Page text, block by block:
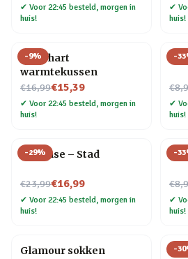
✔ Voor 22:45 besteld, morgen in
huis!
✔
huis!
-9%
Rood hart
warmtekussen
€16,99
Nu voor€15,39
✔ Voor 22:45 besteld, morgen in
huis!
-33
Nu
✔
huis!
-29%
Flip Vase – Stad
€23,99
Nu voor€16,99
✔ Voor 22:45 besteld, morgen in
huis!
-33
Nu
✔
huis!
Glamour sokken -30